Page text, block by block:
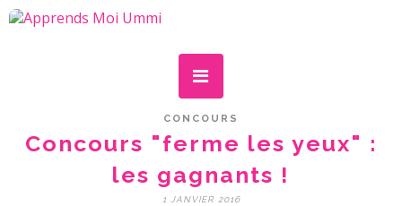
CONCOURS
Concours "ferme les yeux" :
les gagnants !
1 JANVIER 2016